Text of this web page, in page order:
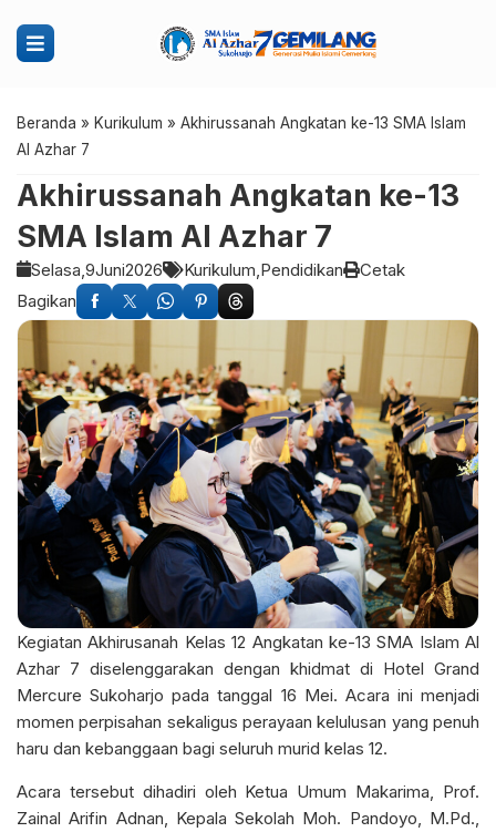
Beranda » Kurikulum » Akhirussanah Angkatan ke-13 SMA Islam
Al Azhar 7
Akhirussanah Angkatan ke-13
SMA Islam Al Azhar 7
Selasa,9Juni2026 Kurikulum Pendidikan
Cetak
Bagikan
Kegiatan Akhirusanah Kelas 12 Angkatan ke-13 SMA Islam Al
Azhar 7 diselenggarakan dengan khidmat di Hotel Grand
Mercure Sukoharjo pada tanggal 16 Mei. Acara ini menjadi
momen perpisahan sekaligus perayaan kelulusan yang penuh
haru dan kebanggaan bagi seluruh murid kelas 12.
Acara tersebut dihadiri oleh Ketua Umum Makarima, Prof.
Zainal Arifin Adnan, Kepala Sekolah Moh. Pandoyo, M.Pd.,